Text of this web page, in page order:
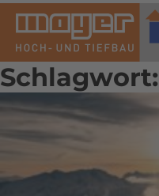
Schlagwort: